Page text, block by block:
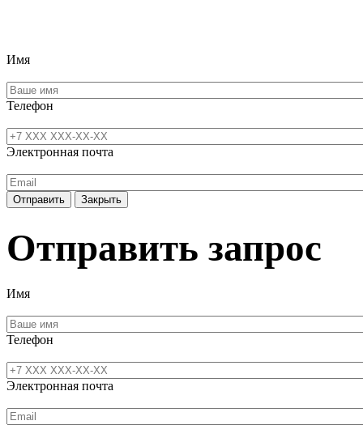
Имя
Телефон
Электронная почта
Отправить Закрыть
Отправить запрос
Имя
Телефон
Электронная почта